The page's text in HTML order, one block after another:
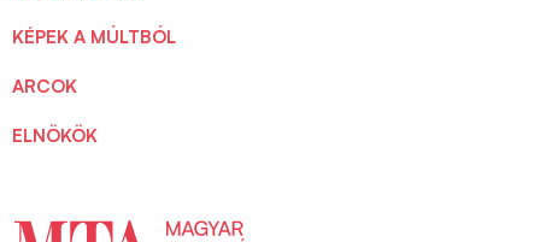
KÉPEK A MÚLTBÓL
ARCOK
ELNÖKÖK